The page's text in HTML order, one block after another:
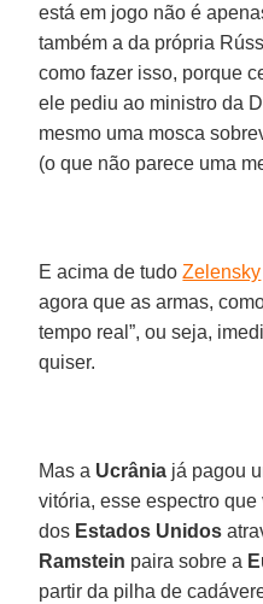
está em jogo não é
também a da própria
como fazer isso, porque
ele pediu ao ministro da
mesmo uma mosca
(o que não parece uma
E acima de tudoZelensky
agora que as armas,
tempo real”, ou seja,
quiser.
Mas a Ucrânia já pagou
vitória, esse espectro
dos Estados Unidos
Ramstein paira sobre a
partir da pilha de